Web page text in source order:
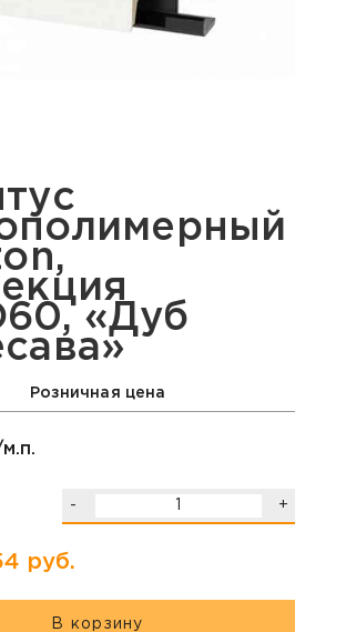
«Дуб
Розничная цена
- +
руб.
В корзину